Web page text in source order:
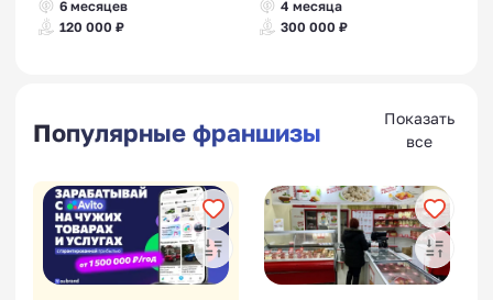
6 месяцев
120 000 ₽
4 месяца
300 000 ₽
Популярные франшизы
Показать
все